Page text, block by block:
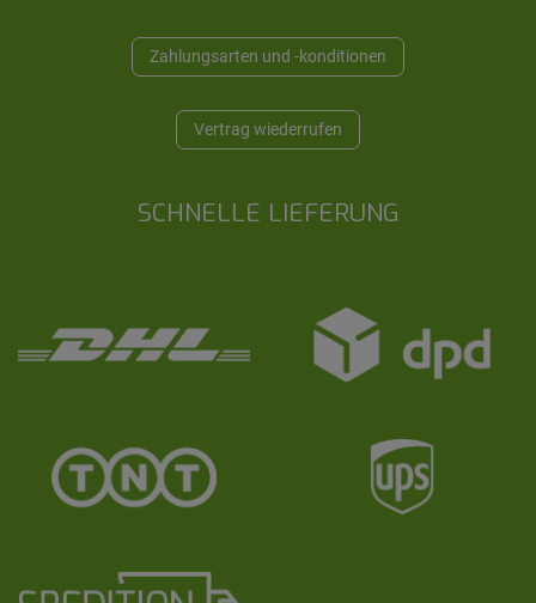
Zahlungsarten und -konditionen
Vertrag wiederrufen
SCHNELLE LIEFERUNG